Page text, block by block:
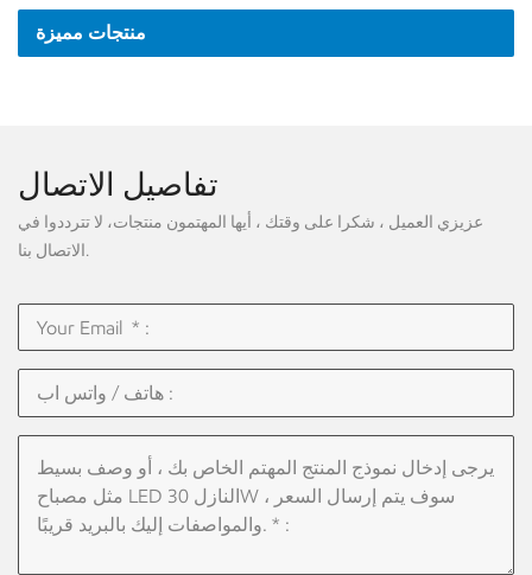
منتجات مميزة
تفاصيل الاتصال
عزيزي العميل ، شكرا على وقتك ، أيها المهتمون منتجات، لا تترددوا في
الاتصال بنا.